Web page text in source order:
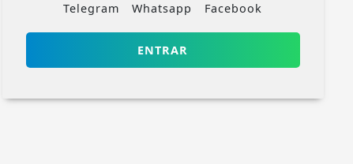
Telegram Whatsapp Facebook
ENTRAR